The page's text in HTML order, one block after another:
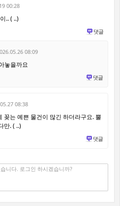
00:28
.. ( ..)
댓글
08:09
놓을까요
댓글
08:38
꽂는 예쁜 물건이 많긴 하더라구요. 뿔
만. ( ..)
댓글
니다. 로그인 하시겠습니까?